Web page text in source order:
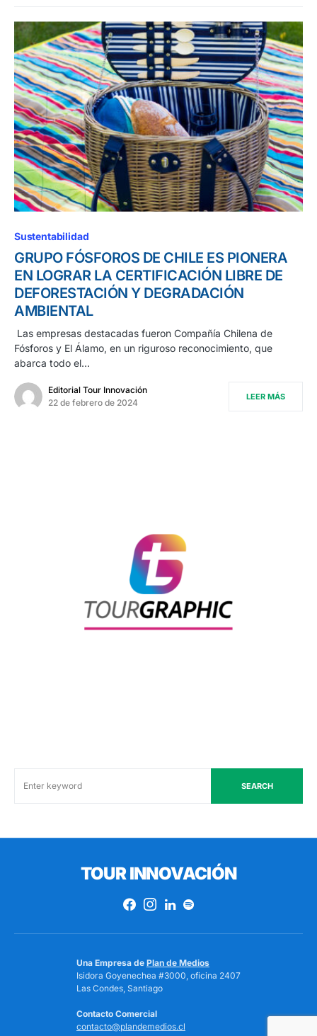
Sustentabilidad
GRUPO FÓSFOROS DE CHILE ES PIONERA
EN LOGRAR LA CERTIFICACIÓN LIBRE DE
DEFORESTACIÓN Y DEGRADACIÓN
AMBIENTAL
Las empresas destacadas fueron Compañía Chilena de
Fósforos y El Álamo, en un riguroso reconocimiento, que
abarca todo el…
Editorial Tour Innovación
22 de febrero de 2024
LEER MÁS
SEARCH
TOUR INNOVACIÓN
Una Empresa de Plan de Medios
Isidora Goyenechea #3000, oficina 2407
Las Condes, Santiago
Contacto Comercial
contacto@plandemedios.cl